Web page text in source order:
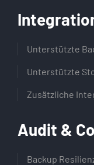
Unterstützte
Unterstützte
Zusätzliche
Audit &
Backup